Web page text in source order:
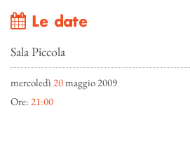
Le date
Sala Piccola
mercoledì 20maggio 2009
Ore: 21:00